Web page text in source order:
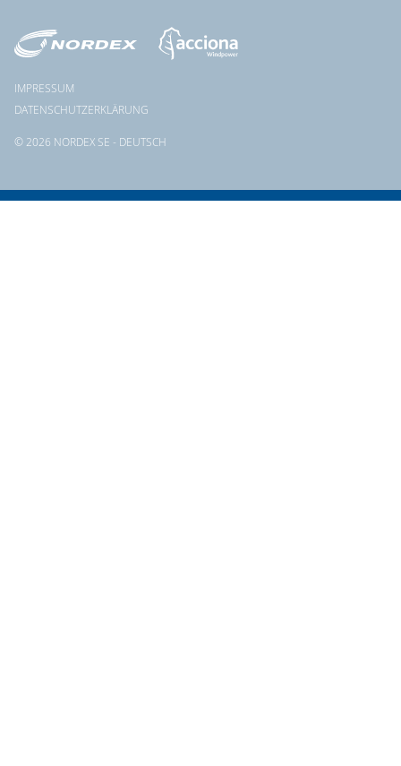
© 2026 NORDEX SE - DEUTSCH
IMPRESSUM
DATENSCHUTZERKLÄRUNG